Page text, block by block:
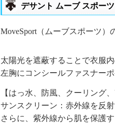
デサント ムーブ スポー
MoveSport（ムーブスポーツ）
太陽光を遮蔽することで衣服
左胸にコンシールファスナー
【はっ水、防風、クーリング
サンスクリーン：赤外線を反
さらに、紫外線から肌を保護